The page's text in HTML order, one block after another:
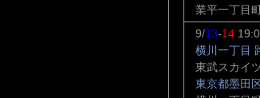
業平一丁目
9/13-14
横川一丁目
東武スカイ
東京都墨田